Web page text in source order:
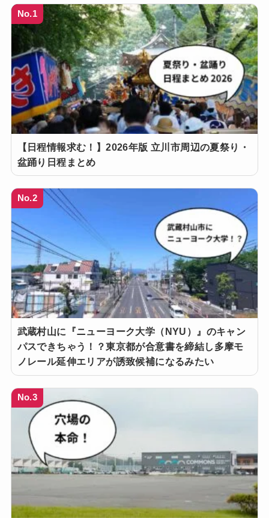
No.1
【日程情報求む！】2026年版 立川市周辺の夏祭り・
盆踊り日程まとめ
No.2
武蔵村山に『ニューヨーク大学（NYU）』のキャン
パスできちゃう！？東京都が合意書を締結し多摩モ
ノレール延伸エリアが誘致候補になるみたい
No.3